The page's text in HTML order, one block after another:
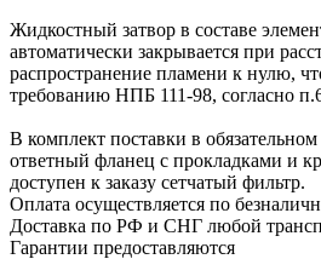
Жидкостный затвор в составе
автоматически закрывается при
распространение пламени к нулю,
требованию НПБ 111-98, согласно
В комплект поставки в
ответный фланец с прокладками и
доступен к заказу сетчатый фильтр.
Оплата осуществляется по
Доставка по РФ и СНГ любой
Гарантии предоставляются